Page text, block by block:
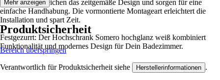
Chrom unterstreichen das zeitgemäße Design und sorgen für eine
einfache Handhabung. Die vormontierte Montageart erleichtert die
Installation und spart Zeit.
Festgezurrt: Der Hochschrank Somero hochglanz weiß kombiniert
Funktionalität und modernes Design für Dein Badezimmer.
Mehr anzeigen
Produktsicherheit
Bereich überspringen
Verantwortlich für Produktsicherheit siehe Herstellerinformationen .